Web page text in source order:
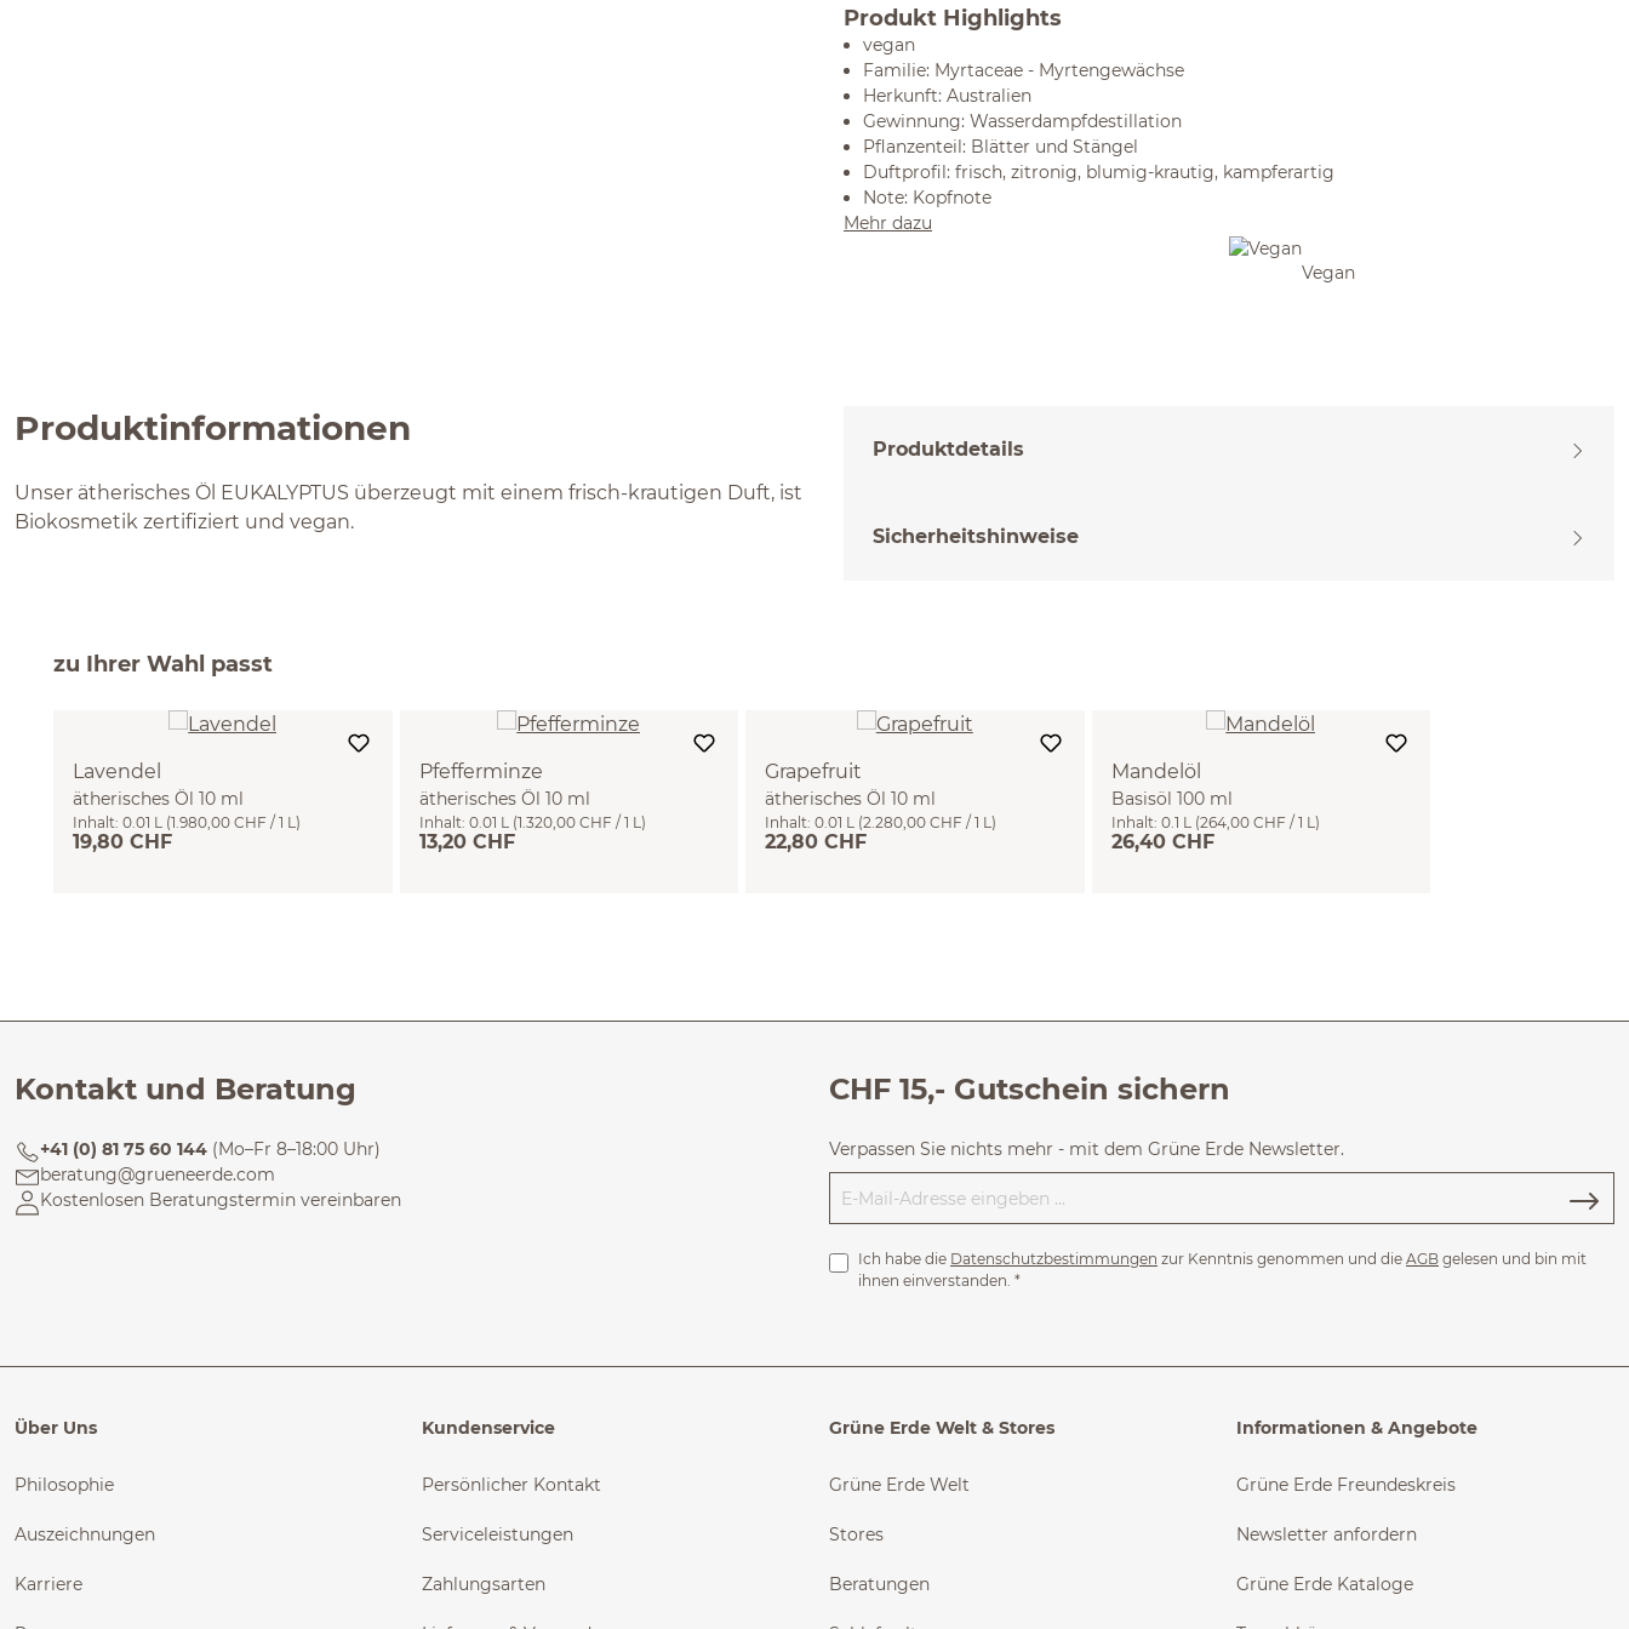
Produkt Highlights
vegan
Familie: Myrtaceae - Myrtengewächse
Herkunft: Australien
Gewinnung: Wasserdampfdestillation
Pflanzenteil: Blätter und Stängel
Duftprofil: frisch, zitronig, blumig-krautig, kampferartig
Note: Kopfnote
Mehr dazu
Vegan
Produktinformationen
Unser ätherisches Öl EUKALYPTUS überzeugt mit einem frisch-krautigen Duft, ist
Biokosmetik zertifiziert und vegan.
Produktdetails
Sicherheitshinweise
zu Ihrer Wahl passt
Lavendel
ätherisches Öl 10 ml
Inhalt: 0.01 L (1.980,00 CHF / 1 L)
19,80 CHF
Pfefferminze
ätherisches Öl 10 ml
Inhalt: 0.01 L (1.320,00 CHF / 1 L)
13,20 CHF
Grapefruit
ätherisches Öl 10 ml
Inhalt: 0.01 L (2.280,00 CHF / 1 L)
22,80 CHF
Mandelöl
Basisöl 100 ml
Inhalt: 0.1 L (264,00 CHF / 1 L)
26,40 CHF
Kontakt und Beratung
+41 (0) 81 75 60 144 (Mo–Fr 8–18:00 Uhr)
beratung@grueneerde.com
Kostenlosen Beratungstermin vereinbaren
CHF 15,- Gutschein sichern
Verpassen Sie nichts mehr - mit dem Grüne Erde Newsletter.
Ich habe die Datenschutzbestimmungen zur Kenntnis genommen und die AGB gelesen und bin mit
ihnen einverstanden. *
Über Uns
Philosophie
Auszeichnungen
Karriere
Kundenservice
Persönlicher Kontakt
Serviceleistungen
Zahlungsarten
Grüne Erde Welt & Stores
Grüne Erde Welt
Stores
Beratungen
Informationen & Angebote
Grüne Erde Freundeskreis
Newsletter anfordern
Grüne Erde Kataloge